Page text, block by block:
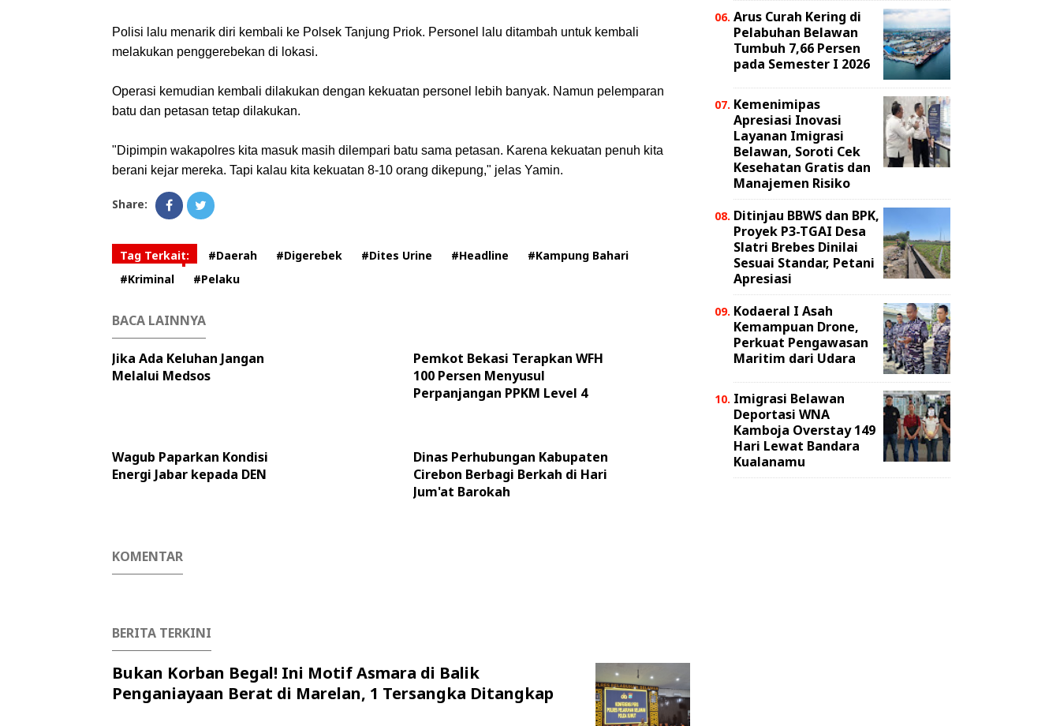
Polisi lalu menarik diri kembali ke Polsek Tanjung Priok. Personel lalu ditambah untuk kembali
melakukan penggerebekan di lokasi.
Operasi kemudian kembali dilakukan dengan kekuatan personel lebih banyak. Namun pelemparan
batu dan petasan tetap dilakukan.
"Dipimpin wakapolres kita masuk masih dilempari batu sama petasan. Karena kekuatan penuh kita
berani kejar mereka. Tapi kalau kita kekuatan 8-10 orang dikepung," jelas Yamin.
Share:
Tag Terkait: #Daerah #Digerebek #Dites Urine #Headline
#Kampung Bahari
#Kriminal
#Pelaku
BACA LAINNYA
Jika Ada Keluhan Jangan
Melalui Medsos
Pemkot Bekasi Terapkan WFH
100 Persen Menyusul
Perpanjangan PPKM Level 4
Wagub Paparkan Kondisi
Energi Jabar kepada DEN
Dinas Perhubungan Kabupaten
Cirebon Berbagi Berkah di Hari
Jum'at Barokah
KOMENTAR
BERITA TERKINI
Bukan Korban Begal! Ini Motif Asmara di Balik
Penganiayaan Berat di Marelan, 1 Tersangka Ditangkap
Arus Curah Kering di
Pelabuhan Belawan
Tumbuh 7,66 Persen
pada Semester I 2026
Kemenimipas
Apresiasi Inovasi
Layanan Imigrasi
Belawan, Soroti Cek
Kesehatan Gratis dan
Manajemen Risiko
Ditinjau BBWS dan BPK,
Proyek P3-TGAI Desa
Slatri Brebes Dinilai
Sesuai Standar, Petani
Apresiasi
Kodaeral I Asah
Kemampuan Drone,
Perkuat Pengawasan
Maritim dari Udara
Imigrasi Belawan
Deportasi WNA
Kamboja Overstay 149
Hari Lewat Bandara
Kualanamu